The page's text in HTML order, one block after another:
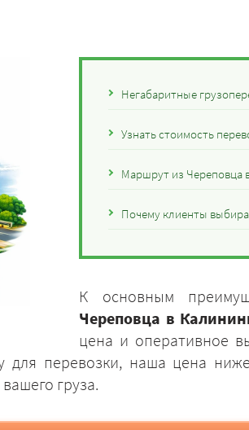
Негабаритные
Узнать стоимость
Маршрут из Череповца
Почему клиенты
К основным
Череповца в
цена и оперативное
для перевозки, наша цена
груза.